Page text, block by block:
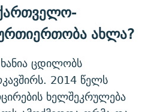
ახლა?
ცდილობს
2014 წელს
ხელშეკრულება